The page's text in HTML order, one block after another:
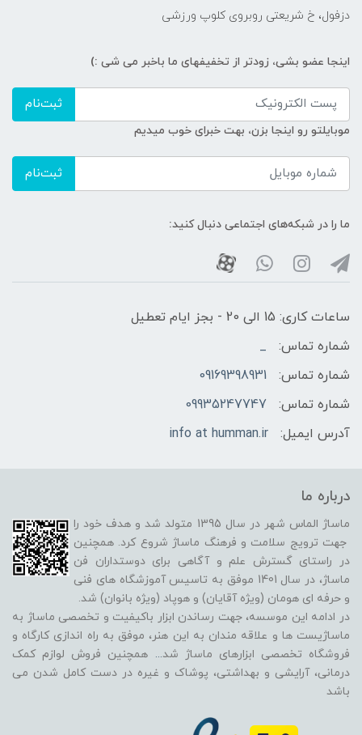
دزفول، خ شریعتی روبروی کلوپ ورزشی
اینجا عضو بشی، زودتر از تخفیفهای ما باخبر می شی :)
ثبت‌نام
موبایلتو رو اینجا بزن، بهت خبرای خوب میدیم
ثبت‌نام
ما را در شبکه‌های اجتماعی دنبال کنید:
ساعات کاری: 15 الی 20 - بجز ایام تعطیل
شماره تماس:
_
شماره تماس:
09169398931
شماره تماس:
09935247747
آدرس ایمیل:
info at humman.ir
درباره ما
ماساژ الماس شهر در سال 1395 متولد شد و هدف خود را
جهت ترویج سلامت و فرهنگ ماساژ شروع کرد. همچنین
در راستای گسترش علم و آگاهی برای دوستداران فن
ماساژ، در سال 1401 موفق به تاسیس آموزشگاه های فنی
و حرفه ای هومان (ویژه آقایان) و هوپاد (ویژه بانوان) شد.
در ادامه این موسسه، جهت رساندن ابزار باکیفیت و تخصصی ماساژ به
ماساژیست ها و علاقه مندان به این هنر، موفق به راه اندازی کارگاه و
فروشگاه تخصصی ابزارهای ماساژ شد... همچنین فروش لوازم کمک
درمانی، آرایشی و بهداشتی، پوشاک و غیره در دست کامل شدن می
باشد